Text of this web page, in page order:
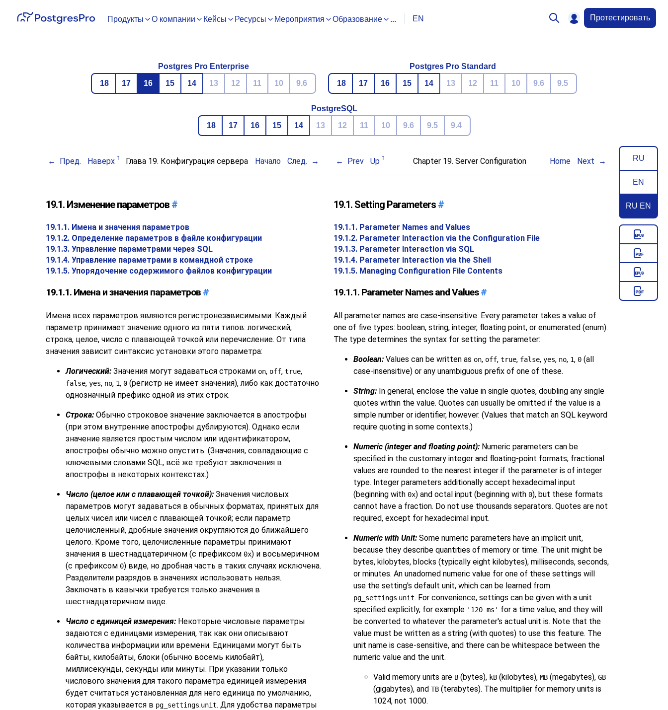
Продукты О компании Кейсы Ресурсы Мероприятия Образование ... EN Протестировать
Postgres Pro Enterprise
18
17 16 15 14 13 12 11 10 9.6
Postgres Pro Standard
18
17 16 15 14 13 12 11 10 9.6 9.5
PostgreSQL
18
17 16 15 14 13 12 11 10 9.6 9.5 9.4
RU
EN
RU EN
Пред. Наверх Глава 19. Конфигурация сервера Начало След.
19.1. Изменение параметров #
19.1.1. Имена и значения параметров
19.1.2. Определение параметров в файле конфигурации
19.1.3. Управление параметрами через SQL
19.1.4. Управление параметрами в командной строке
19.1.5. Упорядочение содержимого файлов конфигурации
19.1.1. Имена и значения параметров #
Имена всех параметров являются регистронезависимыми. Каждый
параметр принимает значение одного из пяти типов: логический,
строка, целое, число с плавающей точкой или перечисление. От типа
значения зависит синтаксис установки этого параметра:
Логический: Значения могут задаваться строками on, off, true,
false, yes, no, 1, 0 (регистр не имеет значения), либо как достаточно
однозначный префикс одной из этих строк.
Строка: Обычно строковое значение заключается в апострофы
(при этом внутренние апострофы дублируются). Однако если
значение является простым числом или идентификатором,
апострофы обычно можно опустить. (Значения, совпадающие с
ключевыми словами SQL, всё же требуют заключения в
апострофы в некоторых контекстах.)
Число (целое или с плавающей точкой): Значения числовых
параметров могут задаваться в обычных форматах, принятых для
целых чисел или чисел с плавающей точкой; если параметр
целочисленный, дробные значения округляются до ближайшего
целого. Кроме того, целочисленные параметры принимают
значения в шестнадцатеричном (с префиксом 0x) и восьмеричном
(с префиксом 0) виде, но дробная часть в таких случаях исключена.
Разделители разрядов в значениях использовать нельзя.
Заключать в кавычки требуется только значения в
шестнадцатеричном виде.
Число с единицей измерения: Некоторые числовые параметры
задаются с единицами измерения, так как они описывают
количества информации или времени. Единицами могут быть
байты, килобайты, блоки (обычно восемь килобайт),
миллисекунды, секунды или минуты. При указании только
числового значения для такого параметра единицей измерения
будет считаться установленная для него единица по умолчанию,
которая указывается в pg_settings.unit. Для удобства параметры
Prev Up Chapter 19. Server Configuration Home Next
19.1. Setting Parameters #
19.1.1. Parameter Names and Values
19.1.2. Parameter Interaction via the Configuration File
19.1.3. Parameter Interaction via SQL
19.1.4. Parameter Interaction via the Shell
19.1.5. Managing Configuration File Contents
19.1.1. Parameter Names and Values#
All parameter names are case-insensitive. Every parameter takes a value of
one of five types: boolean, string, integer, floating point, or enumerated (enum).
The type determines the syntax for setting the parameter:
Boolean:Values can be written as on, off, true, false, yes, no, 1, 0(all
case-insensitive) or any unambiguous prefix of one of these.
String:In general, enclose the value in single quotes, doubling any single
quotes within the value. Quotes can usually be omitted if the value is a
simple number or identifier, however. (Values that match an SQL keyword
require quoting in some contexts.)
Numeric (integer and floating point):Numeric parameters can be
specified in the customary integer and floating-point formats; fractional
values are rounded to the nearest integer if the parameter is of integer
type. Integer parameters additionally accept hexadecimal input
(beginning with 0x) and octal input (beginning with 0), but these formats
cannot have a fraction. Do not use thousands separators. Quotes are not
required, except for hexadecimal input.
Numeric with Unit:Some numeric parameters have an implicit unit,
because they describe quantities of memory or time. The unit might be
bytes, kilobytes, blocks (typically eight kilobytes), milliseconds, seconds,
or minutes. An unadorned numeric value for one of these settings will
use the setting's default unit, which can be learned from
pg_settings.unit. For convenience, settings can be given with a unit
specified explicitly, for example '120 ms' for a time value, and they will
be converted to whatever the parameter's actual unit is. Note that the
value must be written as a string (with quotes) to use this feature. The
unit name is case-sensitive, and there can be whitespace between the
numeric value and the unit.
Valid memory units are B(bytes), kB(kilobytes), MB(megabytes), GB
(gigabytes), and TB(terabytes). The multiplier for memory units is
1024, not 1000.